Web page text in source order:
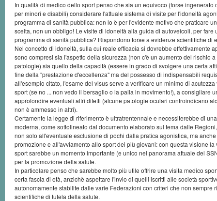
In qualità di medico dello sport penso che sia un equivoco (forse ingenerato
per minori e disabili) considerare l'attuale sistema di visite per l'idoneità
programma di sanità pubblica: non lo è per l'evidente motivo che praticare
scelta, non un obbligo! Le visite di idoneità alla guida di autoveicoli, per fare
programma di sanità pubblica? Rispondono forse a evidenze scientifiche di
Nel concetto di idoneità, sulla cui reale efficacia si dovrebbe effettivamente
sono compresi sia l'aspetto della sicurezza (non c'è un aumento del rischio
patologie) sia quello della capacità (essere in grado di svolgere una certa
fine della "prestazione d'eccellenza" ma del possesso di indispensabili
all'esempio citato, l'esame del visus serve a verificare un minimo di
sport (se no ... non vedo il bersaglio o la palla in movimento!), a consigliare
approfondire eventuali altri difetti (alcune patologie oculari controindicano
non è ammesso in altri).
Certamente la legge di riferimento è ultratrentennale e necessiterebbe di
moderna, come sottolineato dal documento elaborato sul tema dalle
non solo all'eventuale esclusione di pochi dalla pratica agonistica, ma
promozione e all'avviamento allo sport dei più giovani: con questa visione
sport sarebbe un momento importante (e unico nel panorama attuale del
per la promozione della salute.
In particolare penso che sarebbe molto più utile offrire una visita medico
certa fascia di età, anzichè aspettare l'invio di quelli iscritti alle società
autonomamente stabilite dalle varie Federazioni con criteri che non sempre
scientifiche di tutela della salute.